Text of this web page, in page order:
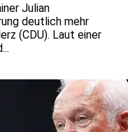
Julian
deutlich mehr
(CDU). Laut einer